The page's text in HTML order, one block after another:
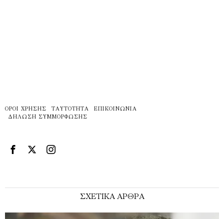
ΌΡΟΙ ΧΡΉΣΗΣ ΤΑΥΤΌΤΗΤΑ
ΕΠΙΚΟΙΝΩΝΊΑ
ΔΉΛΩΣΗ ΣΥΜΜΌΡΦΩΣΗΣ
ΣΧΕΤΙΚΑ ΑΡΘΡΑ